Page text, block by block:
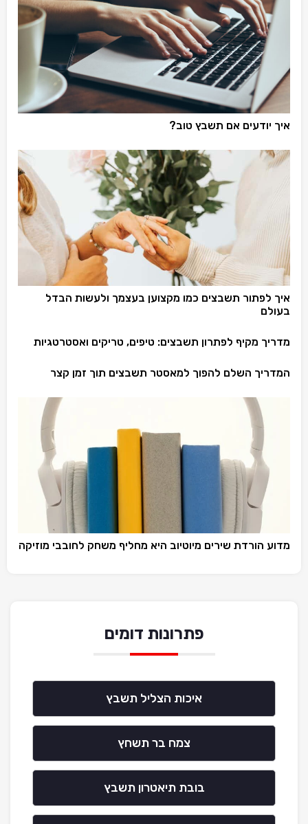
איך יודעים אם תשבץ טוב?
איך לפתור תשבצים כמו מקצוען בעצמך ולעשות הבדל
בעולם
מדריך מקיף לפתרון תשבצים: טיפים, טריקים ואסטרטגיות
המדריך השלם להפוך למאסטר תשבצים תוך זמן קצר
מדוע הורדת שירים מיוטיוב היא מחליף משחק לחובבי מוזיקה
פתרונות דומים
איכות הצליל תשבץ
צמח בר תשחץ
בובת תיאטרון תשבץ